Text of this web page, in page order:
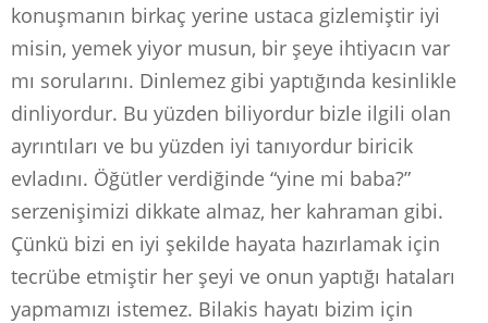
konuşmanın birkaç yerine ustaca gizlemiştir iyi
misin, yemek yiyor musun, bir şeye ihtiyacın var
mı sorularını. Dinlemez gibi yaptığında kesinlikle
dinliyordur. Bu yüzden biliyordur bizle ilgili olan
ayrıntıları ve bu yüzden iyi tanıyordur biricik
evladını. Öğütler verdiğinde “yine mi baba?”
serzenişimizi dikkate almaz, her kahraman gibi.
Çünkü bizi en iyi şekilde hayata hazırlamak için
tecrübe etmiştir her şeyi ve onun yaptığı hataları
yapmamızı istemez. Bilakis hayatı bizim için